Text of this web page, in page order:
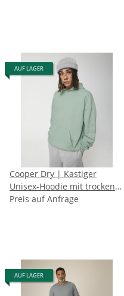
AUF LAGER
Cooper Dry | Kastiger
Unisex-Hoodie mit trockener
Haptik
Preis auf Anfrage
AUF LAGER